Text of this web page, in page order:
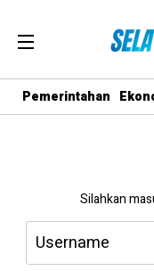
Pemerintahan
Silahkan